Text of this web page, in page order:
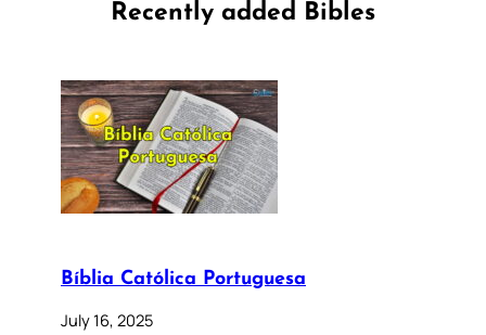
Recently added Bibles
Bíblia Católica Portuguesa
July 16, 2025